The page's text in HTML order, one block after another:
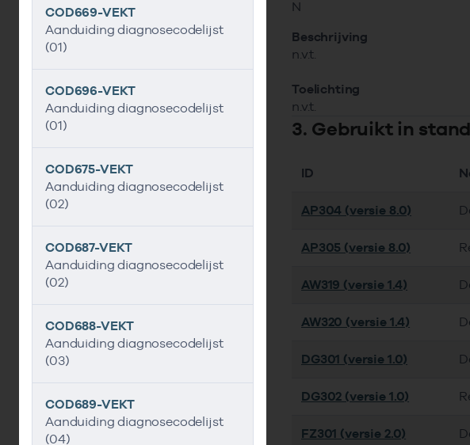
COD669-VEKT
Aanduiding diagnosecodelijst
(01)
COD696-VEKT
Aanduiding diagnosecodelijst
(01)
COD675-VEKT
Aanduiding diagnosecodelijst
(02)
COD687-VEKT
Aanduiding diagnosecodelijst
(02)
COD688-VEKT
Aanduiding diagnosecodelijst
(03)
COD689-VEKT
Aanduiding diagnosecodelijst
(04)
N
Beschrijving
n.v.t.
Toelichting
n.v.t.
3. Gebruikt in
ID
AP304 (versie 8.0)
AP305 (versie 8.0)
AW319 (versie 1.4)
AW320 (versie 1.4)
DG301 (versie 1.0)
DG302 (versie 1.0)
FZ301 (versie 2.0)